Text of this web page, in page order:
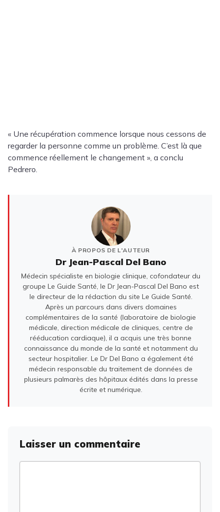
« Une récupération commence lorsque nous cessons de
regarder la personne comme un problème. C’est là que
commence réellement le changement », a conclu
Pedrero.
À PROPOS DE L'AUTEUR
Dr Jean-Pascal Del Bano
Médecin spécialiste en biologie clinique, cofondateur du
groupe Le Guide Santé, le Dr Jean-Pascal Del Bano est
le directeur de la rédaction du site Le Guide Santé.
Après un parcours dans divers domaines
complémentaires de la santé (laboratoire de biologie
médicale, direction médicale de cliniques, centre de
rééducation cardiaque), il a acquis une très bonne
connaissance du monde de la santé et notamment du
secteur hospitalier. Le Dr Del Bano a également été
médecin responsable du traitement de données de
plusieurs palmarès des hôpitaux édités dans la presse
écrite et numérique.
Laisser un commentaire